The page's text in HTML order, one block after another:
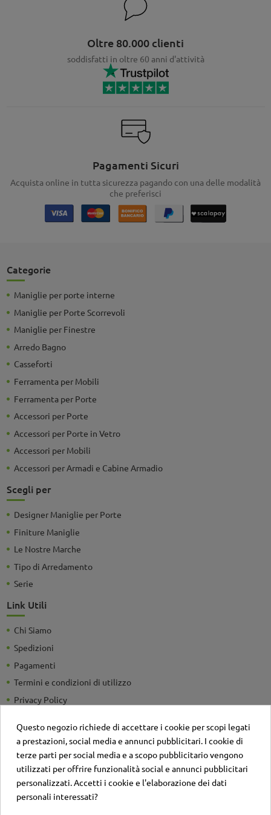
Oltre 80.000 clienti
soddisfatti in oltre 60 anni d'attività
Pagamenti Sicuri
Acquista online in tutta sicurezza pagando con una delle modalità
che preferisci
Categorie
Maniglie per porte interne
Maniglie per Porte Scorrevoli
Maniglie per Finestre
Arredo Bagno
Casseforti
Ferramenta per Mobili
Ferramenta per Porte
Accessori per Porte
Accessori per Porte in Vetro
Accessori per Mobili
Accessori per Armadi e Cabine Armadio
Scegli per
Designer Maniglie per Porte
Finiture Maniglie
Le Nostre Marche
Tipo di Arredamento
Serie
Link Utili
Chi Siamo
Spedizioni
Pagamenti
Termini e condizioni di utilizzo
Privacy Policy
Detrazioni Fiscali
Sei un'azienda? Richiedi un listino personalizzato
Il negozio
Contatti
Questo negozio richiede di accettare i cookie per scopi legati
a prestazioni, social media e annunci pubblicitari. I cookie di
terze parti per social media e a scopo pubblicitario vengono
utilizzati per offrire funzionalità social e annunci pubblicitari
personalizzati. Accetti i cookie e l'elaborazione dei dati
personali interessati?